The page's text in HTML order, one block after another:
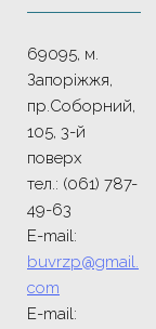
69095, м.
Запоріжжя,
пр.Соборний,
105, 3-й
поверх
тел.: (061) 787-
49-63
E-mail:
buvrzp@gmail.
com
E-mail: